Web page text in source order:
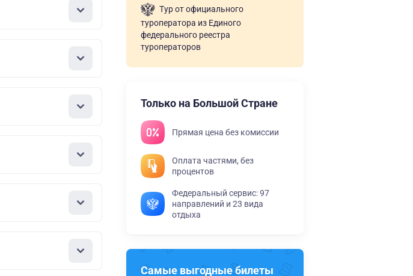
Тур от официального
туроператора из Единого
федерального реестра
туроператоров
Только на Большой Стране
Прямая цена без комиссии
Оплата частями, без
процентов
Федеральный сервис: 97
направлений и 23 вида
отдыха
Самые выгодные билеты